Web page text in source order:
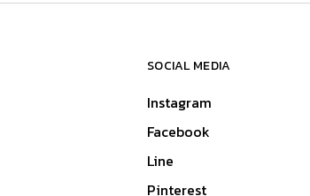
SOCIAL MEDIA
Instagram
Facebook
Line
Pinterest